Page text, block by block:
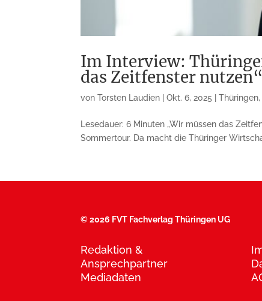
Im Interview:
das Zeitfenster nutzen“
vonTorsten Laudien |Okt. 6, 2025 |Thüringen
Lesedauer: 6 Minuten „Wir müssen das
Sommertour. Da macht die Thüringer
©2026 FVT Fachverlag Thüringen UG
Redaktion &
Ansprechpartner
Mediadaten